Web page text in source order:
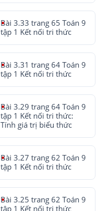
Bài 3.33 trang 65 Toán 9
tập 1 Kết nối tri thức
Bài 3.31 trang 64 Toán 9
tập 1 Kết nối tri thức
Bài 3.29 trang 64 Toán 9
tập 1 Kết nối tri thức:
Tính giá trị biểu thức
Bài 3.27 trang 62 Toán 9
tập 1 Kết nối tri thức
Bài 3.25 trang 62 Toán 9
tập 1 Kết nối tri thức